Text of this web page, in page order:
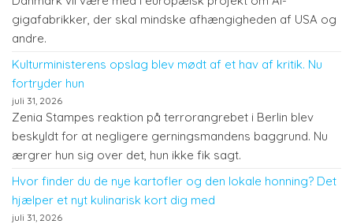
gigafabrikker, der skal mindske afhængigheden af USA og
andre.
Kulturministerens opslag blev mødt af et hav af kritik. Nu
fortryder hun
juli 31, 2026
Zenia Stampes reaktion på terrorangrebet i Berlin blev
beskyldt for at negligere gerningsmandens baggrund. Nu
ærgrer hun sig over det, hun ikke fik sagt.
Hvor finder du de nye kartofler og den lokale honning? Det
hjælper et nyt kulinarisk kort dig med
juli 31, 2026